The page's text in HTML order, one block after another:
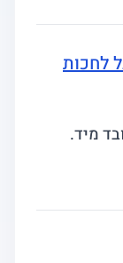
לחכות
מיד.